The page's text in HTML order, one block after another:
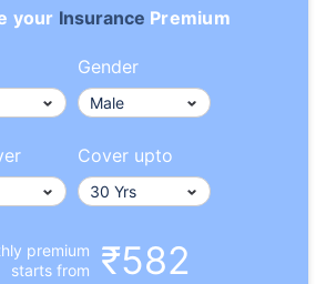
your Insurance Premium
Gender
Cover upto
premium
starts from
₹582